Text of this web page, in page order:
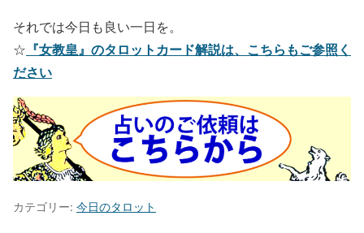
それでは今日も良い一日を。
☆ 『女教皇』のタロットカード解説は、こちらもご参照く
ださい
カテゴリー: 今日のタロット